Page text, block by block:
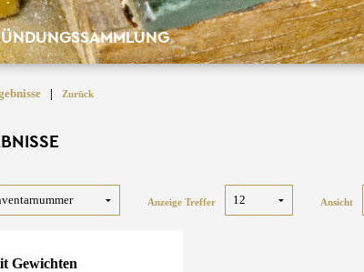
| Zurück
Anzeige Treffer Ansicht
Gewichten